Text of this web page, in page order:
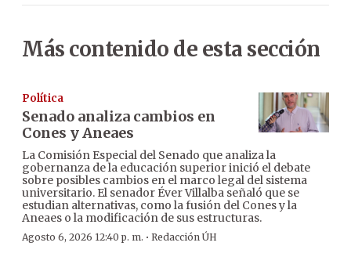
Más contenido de esta sección
Política
Senado analiza cambios en
Cones y Aneaes
La Comisión Especial del Senado que analiza la
gobernanza de la educación superior inició el debate
sobre posibles cambios en el marco legal del sistema
universitario. El senador Éver Villalba señaló que se
estudian alternativas, como la fusión del Cones y la
Aneaes o la modificación de sus estructuras.
Agosto 6, 2026 12:40 p. m. · Redacción ÚH